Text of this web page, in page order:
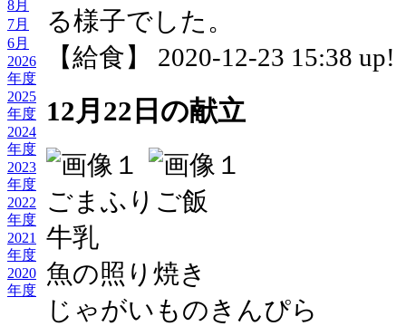
8月
7月
6月
2026
年度
2025
年度
2024
年度
2023
年度
2022
年度
2021
年度
2020
年度
る様子でした。
【給食】 2020-12-23 15:38 up!
12月22日の献立
ごまふりご飯
牛乳
魚の照り焼き
じゃがいものきんぴら